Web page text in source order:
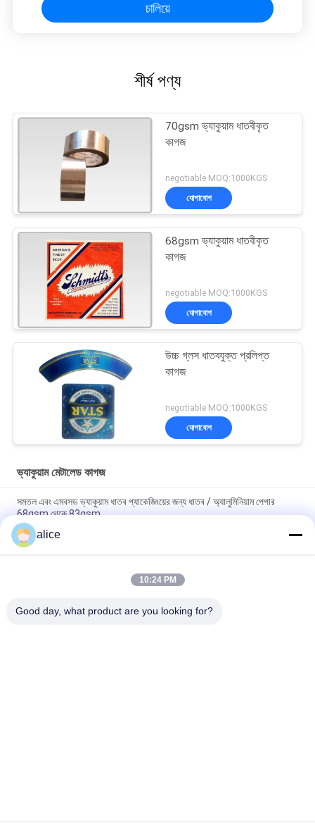
চালিয়ে
শীর্ষ পণ্য
70gsm ভ্যাকুয়াম ধাতবীকৃত
কাগজ
negotiable MOQ:1000KGS
যোগাযোগ
68gsm ভ্যাকুয়াম ধাতবীকৃত
কাগজ
negotiable MOQ:1000KGS
যোগাযোগ
উচ্চ গ্লস ধাতবযুক্ত প্রলিপ্ত
কাগজ
negotiable MOQ:1000KGS
যোগাযোগ
ভ্যাকুয়াম মেটালেড কাগজ
সমতল এবং এমবসড ভ্যাকুয়াম ধাতব প্যাকেজিংয়ের জন্য ধাতব / অ্যালুমিনিয়াম পেপার
68gsm থেকে 83gsm
চীনের এমবসড ভ্যাকুয়াম মেটালাইজড পেপার বেয়ার লেবেল ফর বেক্সেস ইন 68 এমিক,
ওয়াটারপ্রুফ হোলোগ্রাফিক পেপার শীটস
বিয়ার বিয়ার ওয়াইন গ্লাস বোতল লেবেল মুদ্রণযোগ্য ভ্যাকুয়াম মেটালাইজিং প্লাস্টিক শীট
alice
10:24 PM
Good day, what product are you looking for?